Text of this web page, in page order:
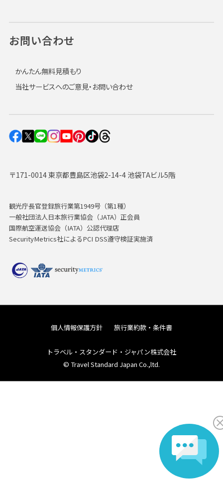
〒171-0014 東京都豊島区池袋2-14-4 池袋TAビル5階
観光庁長官登録旅行業第1949号（第1種）
一般社団法人日本旅行業協会（JATA）正会員
国際航空運送協会（IATA）公認代理店
SecurityMetrics社によるPCI DSS遵守検証実施済
お問い合わせ
かんたん無料見積もり
当社サービスへのご意見・お問い合わせ
個人情報保護方針 旅行業約款・条件書
トラベル・スタンダード・ジャパン株式会社
© Travel Standard Japan Co.,ltd.